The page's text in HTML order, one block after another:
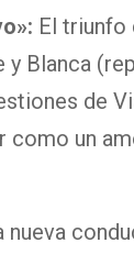
El triunfo
Blanca
de
como un
nueva